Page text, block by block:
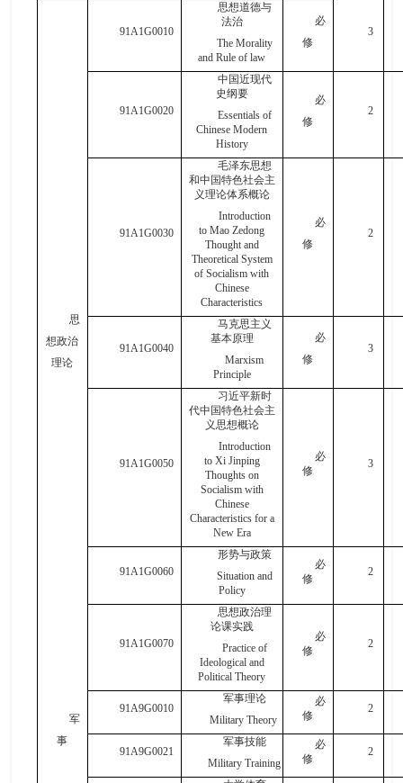
思
想政治
理论
91A1G0010
思想道德与
法治
The Morality
and Rule of law
必
修
3
91A1G0020
中国近现代
史纲要
Essentials of
Chinese Modern
History
必
修
2
91A1G0030
毛泽东思想
和中国特色社会主
义理论体系概论
Introduction
to Mao Zedong
Thought and
Theoretical System
of Socialism with
Chinese
Characteristics
必
修
2
91A1G0040
马克思主义
基本原理
Marxism
Principle
必
修
3
91A1G0050
习近平新时
代中国特色社会主
义思想概论
Introduction
to Xi Jinping
Thoughts on
Socialism with
Chinese
Characteristics for a
New Era
必
修
3
91A1G0060
形势与政策
Situation and
Policy
必
修
2
91A1G0070
思想政治理
论课实践
Practice of
Ideological and
Political Theory
必
修
2
军
事
91A9G0010
军事理论
Military Theory
必
修
2
91A9G0021
军事技能
Military Training
必
修
2